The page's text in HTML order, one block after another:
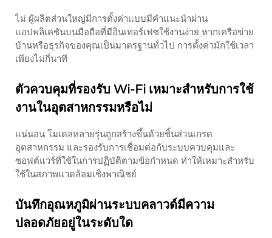
ไม่ ผู้ผลิตส่วนใหญ่มีการตั้งค่าแบบมีคำแนะนำผ่าน
แอปพลิเคชันบนมือถือที่มีอินเทอร์เฟซใช้งานง่าย หากเครือข่าย
บ้านหรือธุรกิจของคุณเป็นมาตรฐานทั่วไป การตั้งค่ามักใช้เวลา
เพียงไม่กี่นาที
ตัวควบคุมที่รองรับ Wi-Fi เหมาะสำหรับการใช้
งานในอุตสาหกรรมหรือไม่
แน่นอน โมเดลหลายรุ่นถูกสร้างขึ้นด้วยชิ้นส่วนเกรด
อุตสาหกรรม และรองรับการเชื่อมต่อกับระบบควบคุมและ
ซอฟต์แวร์ที่ใช้ในการปฏิบัติตามข้อกำหนด ทำให้เหมาะสำหรับ
ใช้ในสภาพแวดล้อมเชิงพาณิชย์
บันทึกอุณหภูมิผ่านระบบคลาวด์มีความ
ปลอดภัยอยู่ในระดับใด